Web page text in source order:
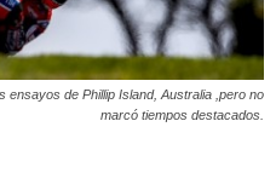
ensayos de Phillip Island, Australia ,pero no
marcó tiempos destacados.